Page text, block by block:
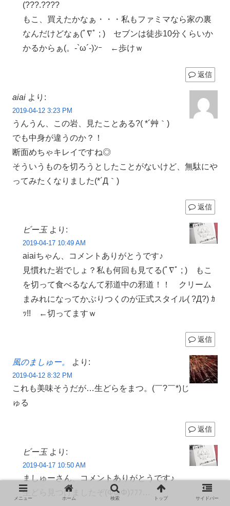
(???.????
もこ、買えたかなぁ・・・私もファミマなら家の裏
なんだけどなぁ(ﾟ∇ﾟ ; ) セブンは徒歩10分くらいか
かるからぁ(。-`ω´-)ﾝｰ ←歩けｗ
返信
aiai より:
2019-04-12 3:23 PM
うんうん、この岩、見たことある?( *´艸｀)
でも中身が違うのか？！
断面めちゃキレイですね◎
そういうものを切ろうとしたことがないけど、無駄にや
ってみたくなりました(*´Д｀)
返信
ビー玉 より:
2019-04-17 10:49 AM
aiaiちゃん、コメントありがとうです♪
見慣れた岩でしょ？私も何回も見てる(ﾟ∇ﾟ ; ) もこ
を切って食べるなんて邪道中の邪道！！ クリーム
まみれになってかぶりつくのが正式スタイル( ?Д?) ｶ
ｯ!! ←切ってますｗ
返信
風のましゅー。 より:
2019-04-12 8:32 PM
これも美味そうだが…生どらをまつ。(￣?￣*)じ
ゅる
返信
ビー玉 より:
2019-04-17 10:50 AM
ましゅーさん、コメントありがとうです♪
生どら見つけましたぞ(ΦωΦ)ﾌﾌﾌ…
メニュー ホーム 検索 トップ サイドバー